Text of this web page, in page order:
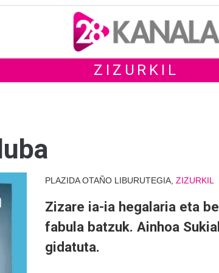
ZIZURKIL
PLAZIDA OTAÑO LIBURUTEGIA, ZIZURKIL
Zizare ia-ia hegalaria eta
fabula batzuk. Ainhoa
gidatuta.